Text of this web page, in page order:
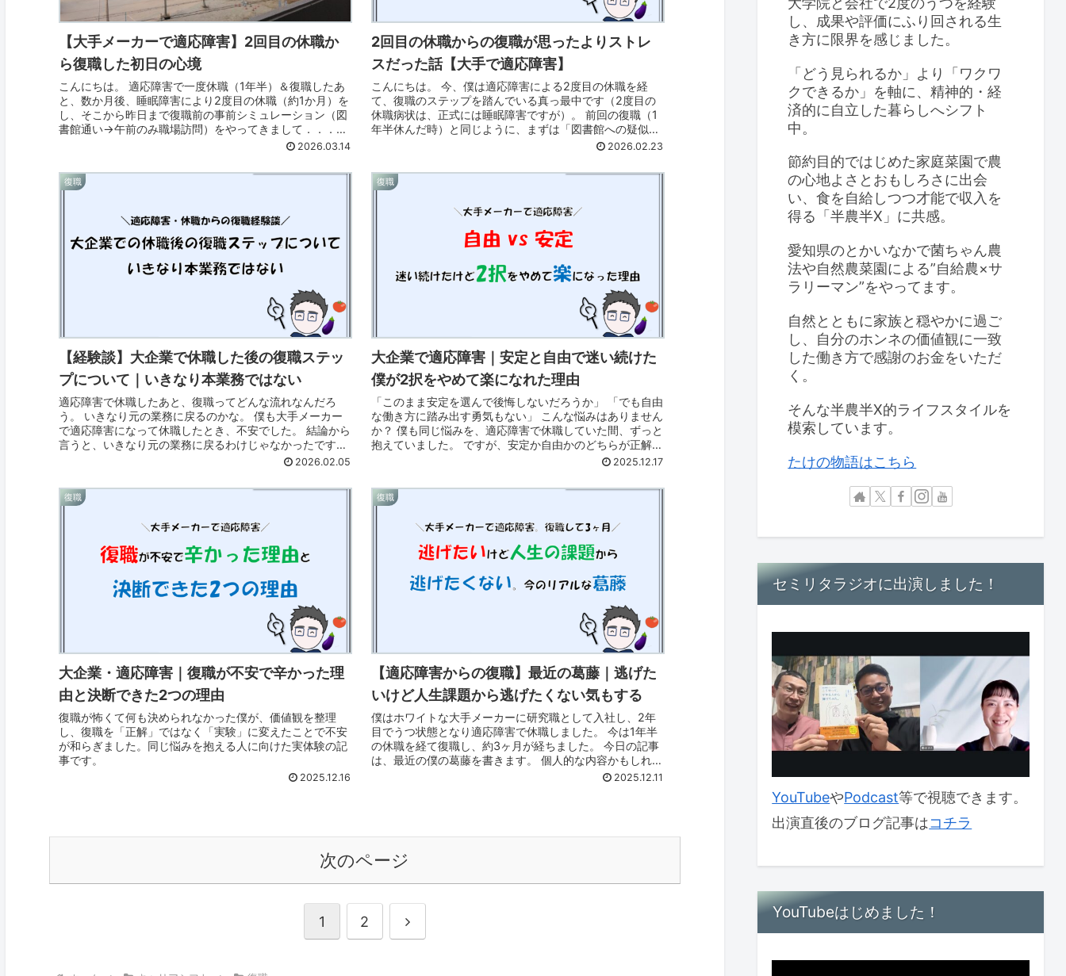
【大手メーカーで適応障害】2回目の休職か
ら復職した初日の心境
こんにちは。 適応障害で一度休職（1年半）＆復職したあ
と、数か月後、睡眠障害により2度目の休職（約1か月）を
し、そこから昨日まで復職前の事前シミュレーション（図
書館通い→午前のみ職場訪問）をやってきまして．．．
2026.03.14
2回目の休職からの復職が思ったよりストレ
スだった話【大手で適応障害】
こんにちは。 今、僕は適応障害による2度目の休職を経
て、復職のステップを踏んでいる真っ最中です（2度目の
休職病状は、正式には睡眠障害ですが）。 前回の復職（1
年半休んだ時）と同じように、まずは「図書館への疑似出
2026.02.23
復職
【経験談】大企業で休職した後の復職ステッ
プについて｜いきなり本業務ではない
適応障害で休職したあと、復職ってどんな流れなんだろ
う。 いきなり元の業務に戻るのかな。 僕も大手メーカー
で適応障害になって休職したとき、不安でした。 結論から
言うと、いきなり元の業務に戻るわけじゃなかったです。
2026.02.05
復職
大企業で適応障害｜安定と自由で迷い続けた
僕が2択をやめて楽になれた理由
「このまま安定を選んで後悔しないだろうか」 「でも自由
な働き方に踏み出す勇気もない」 こんな悩みはありません
か？ 僕も同じ悩みを、適応障害で休職していた間、ずっと
抱えていました。 ですが、安定か自由かのどちらが正解か
2025.12.17
復職
大企業・適応障害｜復職が不安で辛かった理
由と決断できた2つの理由
復職が怖くて何も決められなかった僕が、価値観を整理
し、復職を「正解」ではなく「実験」に変えたことで不安
が和らぎました。同じ悩みを抱える人に向けた実体験の記
事です。
2025.12.16
復職
【適応障害からの復職】最近の葛藤｜逃げた
いけど人生課題から逃げたくない気もする
僕はホワイトな大手メーカーに研究職として入社し、2年
目でうつ状態となり適応障害で休職しました。 今は1年半
の休職を経て復職し、約3ヶ月が経ちました。 今日の記事
は、最近の僕の葛藤を書きます。 個人的な内容かもしれま
2025.12.11
次のページ
1 2 次
し、成果や評価にふり回される生
き方に限界を感じました。
「どう見られるか」より「ワクワ
クできるか」を軸に、精神的・経
済的に自立した暮らしへシフト
中。
節約目的ではじめた家庭菜園で農
の心地よさとおもしろさに出会
い、食を自給しつつ才能で収入を
得る「半農半X」に共感。
愛知県のとかいなかで菌ちゃん農
法や自然農菜園による”自給農×サ
ラリーマン”をやってます。
自然とともに家族と穏やかに過ご
し、自分のホンネの価値観に一致
した働き方で感謝のお金をいただ
く。
そんな半農半X的ライフスタイルを
模索しています。
たけの物語はこちら
セミリタラジオに出演しました！
YouTubeやPodcast等で視聴できます。
出演直後のブログ記事はコチラ
YouTubeはじめました！